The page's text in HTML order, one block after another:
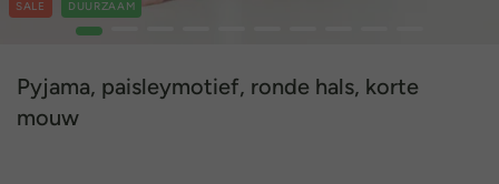
SALE DUURZAAM
1
Pyjama, paisleymotief, ronde hals, korte
mouw